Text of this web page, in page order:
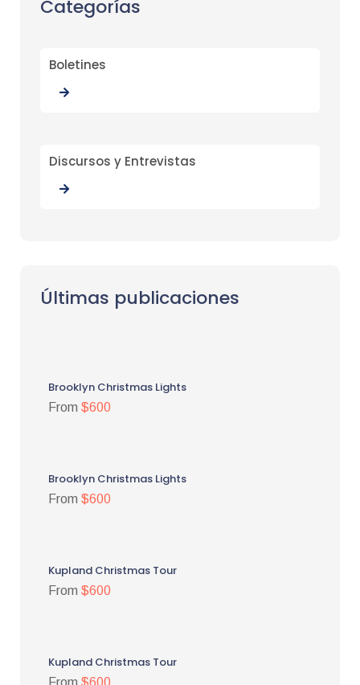
Categorías
Boletines
Discursos y Entrevistas
Últimas publicaciones
Brooklyn Christmas Lights
From $600
Brooklyn Christmas Lights
From $600
Kupland Christmas Tour
From $600
Kupland Christmas Tour
From $600